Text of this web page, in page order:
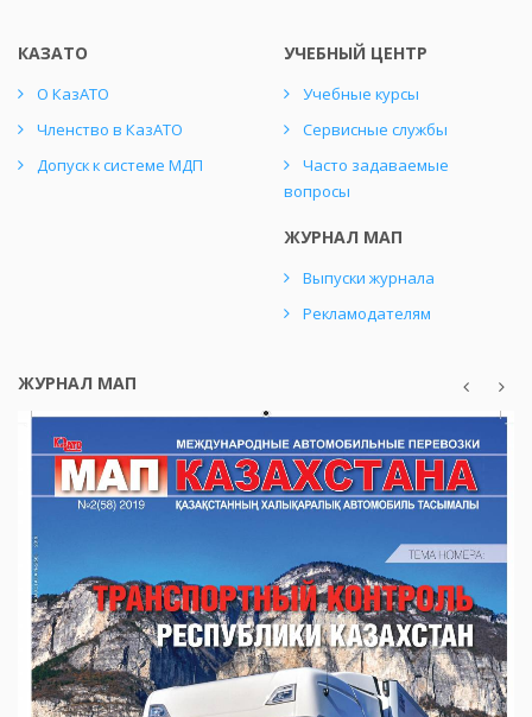
КАЗАТО
О КазАТО
Членство в КазАТО
Допуск к системе МДП
УЧЕБНЫЙ ЦЕНТР
Учебные курсы
Сервисные службы
Часто задаваемые
вопросы
ЖУРНАЛ МАП
Выпуски журнала
Рекламодателям
ЖУРНАЛ МАП